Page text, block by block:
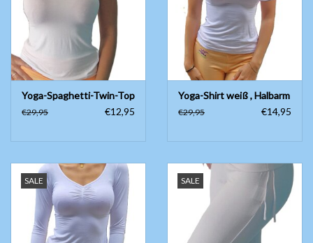
Yoga-Spaghetti-Twin-Top
€29,95 €12,95
Yoga-Shirt weiß , Halbarm
€29,95 €14,95
SALE SALE